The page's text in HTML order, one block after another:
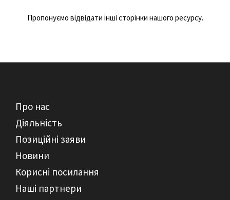
Пропонуємо відвідати інші сторінки нашого ресурсу.
Про нас
Діяльність
Позиційні заяви
Новини
Корисні посилання
Наші партнери